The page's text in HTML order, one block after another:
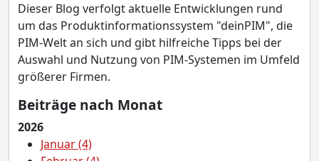
Dieser Blog verfolgt aktuelle Entwicklungen rund
um das Produktinformationssystem "deinPIM", die
PIM-Welt an sich und gibt hilfreiche Tipps bei der
Auswahl und Nutzung von PIM-Systemen im Umfeld
größerer Firmen.
Beiträge nach Monat
2026
Januar (4)